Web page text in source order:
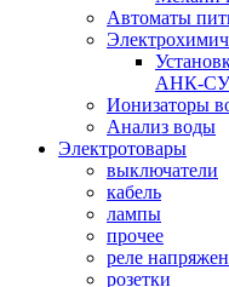
Автоматы
АНК-
Ионизаторы
Анализ воды
Электротовары
выключатели
кабель
лампы
прочее
реле
розетки